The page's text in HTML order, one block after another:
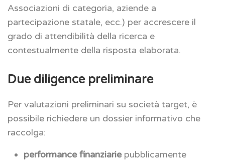
Associazioni di categoria, aziende a
partecipazione statale, ecc.) per accrescere il
grado di attendibilità della ricerca e
contestualmente della risposta elaborata.
Due diligence preliminare
Per valutazioni preliminari su società target, è
possibile richiedere un dossier informativo che
raccolga:
performance finanziariepubblicamente